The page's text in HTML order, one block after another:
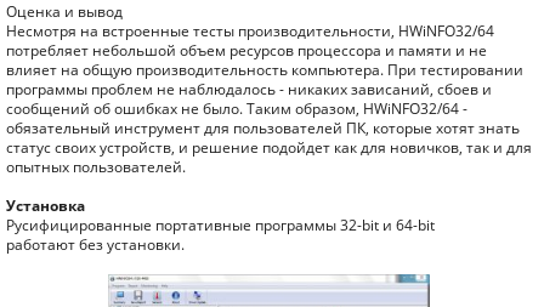
Оценка и вывод
Несмотря на встроенные тесты производительности, HWiNFO32/64
потребляет небольшой объем ресурсов процессора и памяти и не
влияет на общую производительность компьютера. При тестировании
программы проблем не наблюдалось - никаких зависаний, сбоев и
сообщений об ошибках не было. Таким образом, HWiNFO32/64 -
обязательный инструмент для пользователей ПК, которые хотят знать
статус своих устройств, и решение подойдет как для новичков, так и для
опытных пользователей.
Установка
Русифицированные портативные программы 32-bit и 64-bit
работают без установки.